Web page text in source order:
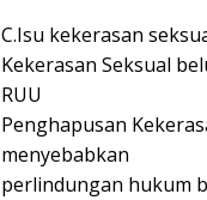
C.Isu kekerasan
Kekerasan Seksual
RUU
Penghapusan
menyebabkan
perlindungan hukum